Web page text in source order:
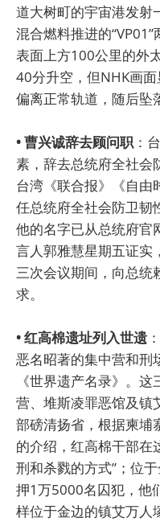
道大树町的宇宙港发射
混合燃料推进的
表面上方100公里的外
40分升空，但NHK画
偏离正常轨道，随后坠
• 曹兴诚辞去顾问职 ：
素，辞去总统府全社会
台湾《联合报》《自由
任总统府全社会防卫韧
他的名字已从总统府官
言人郭雅慧星期五证实
三次会议期间，向总统
求。
• 红高棉遗址列入世遗
恶名昭著的集中营和刑
《世界遗产名录》。
营、堆斯凌罪恶馆及镇
部磅清扬省，根据柬埔
的介绍，红高棉干部在
刑和杀戮的方式”；位
押1万5000名囚犯，他
样位于金边的镇艾万人